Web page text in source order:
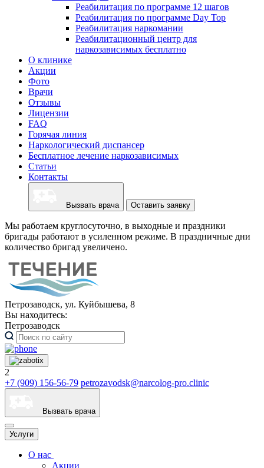
Реабилитация по программе 12 шагов
Реабилитация по программе Day Top
Реабилитация наркомании
Реабилитационный центр для
наркозависимых бесплатно
О клинике
Акции
Фото
Врачи
Отзывы
Лицензии
FAQ
Горячая линия
Наркологический диспансер
Бесплатное лечение наркозависимых
Статьи
Контакты
Вызвать врача Оставить заявку
Мы работаем круглосуточно, в выходные и праздники
бригады работают в усиленном режиме. В праздничные дни
количество бригад увеличено.
Петрозаводск, ул. Куйбышева, 8
Вы находитесь:
Петрозаводск
2
+7 (909) 156-56-79 petrozavodsk@narcolog-pro.clinic
Вызвать врача
Услуги
О нас
Акции